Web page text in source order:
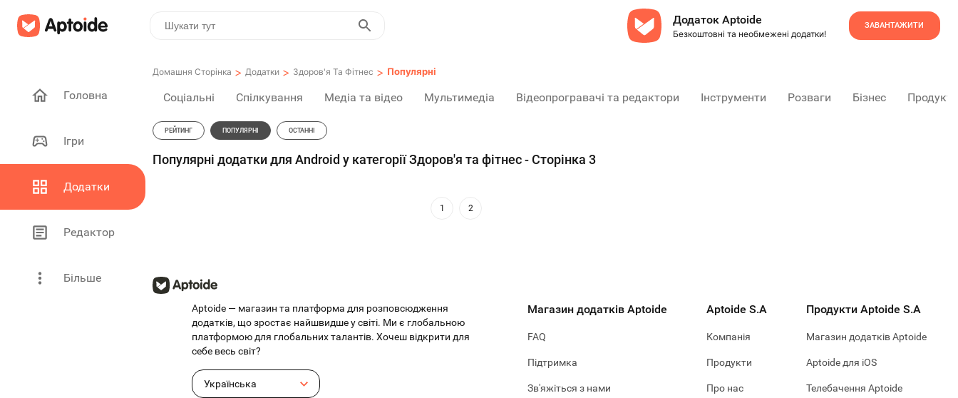
Додаток Aptoide
Безкоштовні та необмежені додатки!
ЗАВАНТАЖИТИ
Головна
Ігри
Додатки
Редактор
Більше
Домашня Сторінка > Додатки > Здоров'я Та Фітнес > Популярні
Соціальні Спілкування Медіа та відео Мультимедіа Відеопрогравачі та редактори Інструменти Розваги Бізнес
РЕЙТИНГ ПОПУЛЯРНІ ОСТАННІ
Популярні додатки для Android у категорії Здоров'я та фітнес - Сторінка 3
1 2
Aptoide — магазин та платформа для розповсюдження
додатків, що зростає найшвидше у світі. Ми є глобальною
платформою для глобальних талантів. Хочеш відкрити для
себе весь світ?
Українська
Магазин додатків Aptoide
FAQ
Підтримка
Зв'яжіться з нами
Aptoide S.A
Компанія
Продукти
Про нас
Продукти Aptoide S.A
Магазин додатків Aptoide
Aptoide для iOS
Телебачення Aptoide